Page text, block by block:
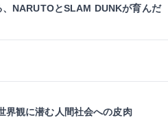
NARUTOとSLAM DUNKが育んだ
界観に潜む人間社会への皮肉